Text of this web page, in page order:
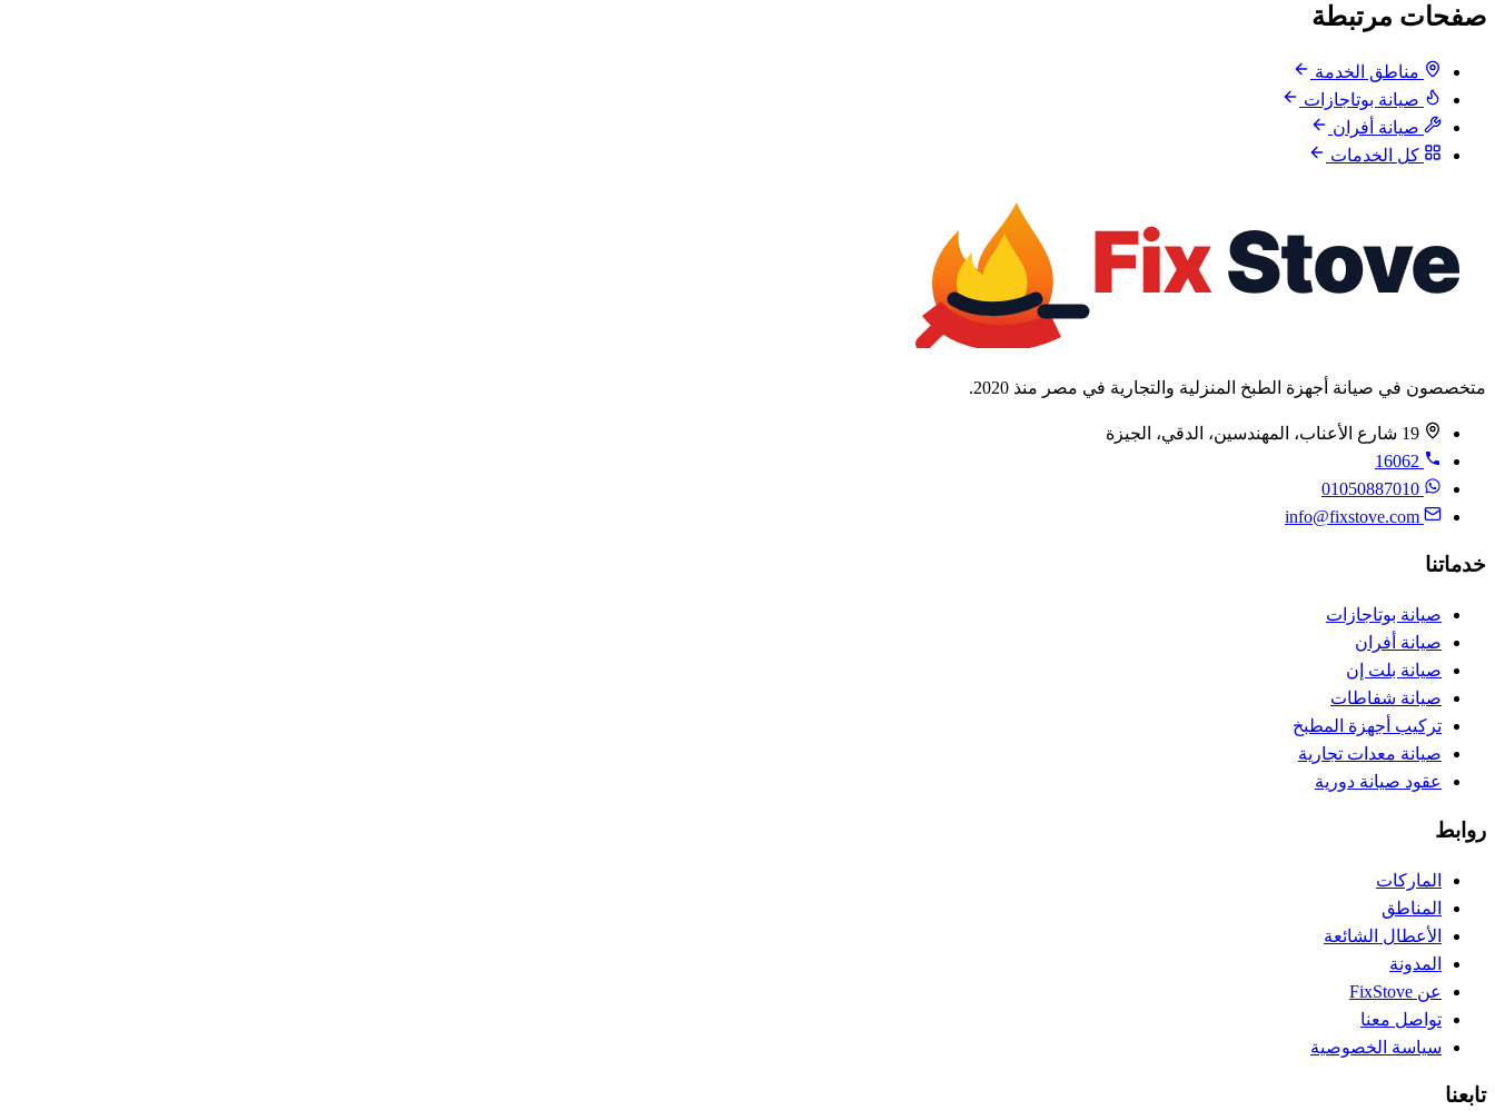
صفحات مرتبطة
مناطق الخدمة
صيانة بوتاجازات
صيانة أفران
كل الخدمات
متخصصون في صيانة أجهزة الطبخ المنزلية والتجارية في مصر منذ 2020.
19 شارع الأعناب، المهندسين، الدقي، الجيزة
16062
01050887010
info@fixstove.com
خدماتنا
صيانة بوتاجازات
صيانة أفران
صيانة بلت إن
صيانة شفاطات
تركيب أجهزة المطبخ
صيانة معدات تجارية
عقود صيانة دورية
روابط
الماركات
المناطق
الأعطال الشائعة
المدونة
عن FixStove
تواصل معنا
سياسة الخصوصية
تابعنا